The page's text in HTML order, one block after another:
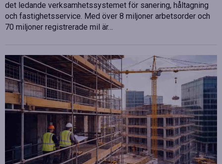
det ledande verksamhetssystemet för sanering, håltagning
och fastighetsservice. Med över 8 miljoner arbetsorder och
70 miljoner registrerade mil är…